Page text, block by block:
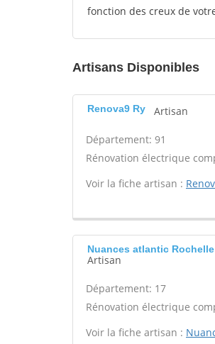
fonction des creux de
Artisans Disponibles
Renova9 Ry Artisan
Département: 91
Rénovation électrique
Voir la fiche artisan :
Nuances atlantic Rochelle
Artisan
Département: 17
Rénovation électrique
Voir la fiche artisan :